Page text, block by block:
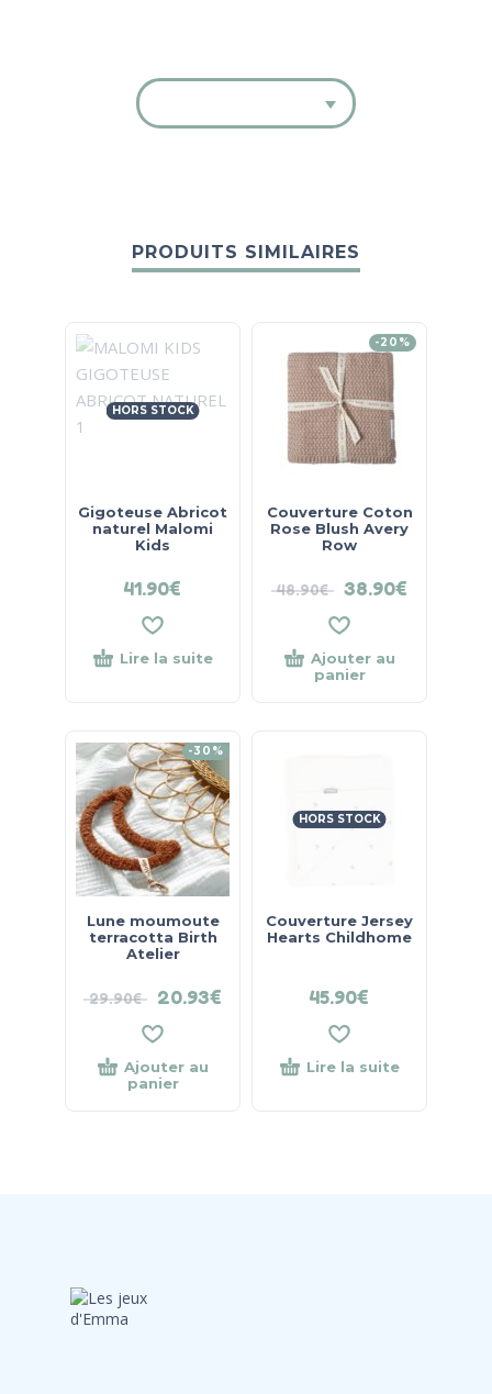
PRODUITS SIMILAIRES
HORS STOCK
Gigoteuse Abricot
naturel Malomi
Kids
41.90€
Lire la suite
-20%
Couverture Coton
Rose Blush Avery
Row
48.90€ 38.90€
Ajouter au
panier
-30%
Lune moumoute
terracotta Birth
Atelier
29.90€ 20.93€
Ajouter au
panier
HORS STOCK
Couverture Jersey
Hearts Childhome
45.90€
Lire la suite